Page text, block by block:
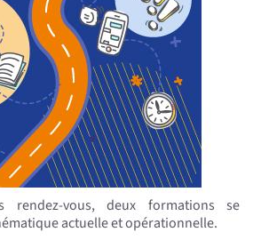
rendez-vous, deux formations se
actuelle et opérationnelle.